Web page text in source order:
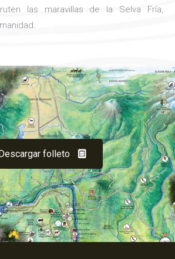
las maravillas de la Selva Fría,
Descargar folleto